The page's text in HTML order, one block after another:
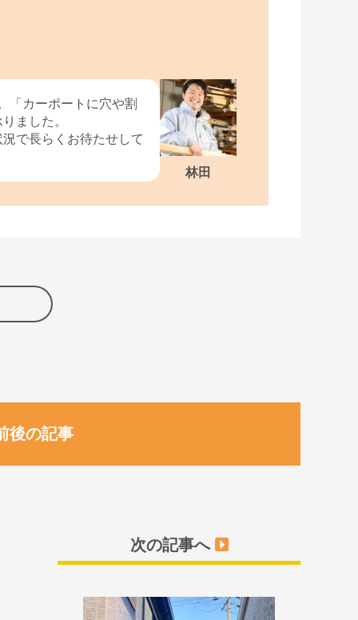
「カーポートに穴や割
ました。
で長らくお待たせして
林田
後の記事
次の記事へ